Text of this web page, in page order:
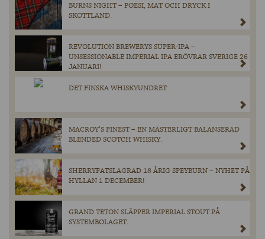
BURNS NIGHT – POESI, MAT OCH DRYCK I
SKOTTLAND.
REVOLUTION BREWERYS SUPER-IPA –
UNSESSIONABLE IMPERIAL IPA ERÖVRAR SVERIGE 26
JANUARI!
DET FINSKA WHISKYUNDRET
MACROY’S FINEST – EN MÄSTERLIGT BALANSERAD
BLENDED SCOTCH WHISKY.
SHERRYFATSLAGRAD 18 ÅRIG SPEYBURN – NYHET PÅ
HYLLAN 1 DECEMBER!
GRAND TETON SLÄPPER IMPERIAL STOUT PÅ
SYSTEMBOLAGET.